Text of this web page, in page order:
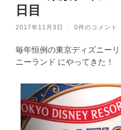
味
日
記
に
く
ブ
ロ
グ
ニ
ュ
を
り
替
え
日目
2017年11月3日 / 0件のコメント
毎年恒例の東京ディズニー
ニーランド にやってきた！